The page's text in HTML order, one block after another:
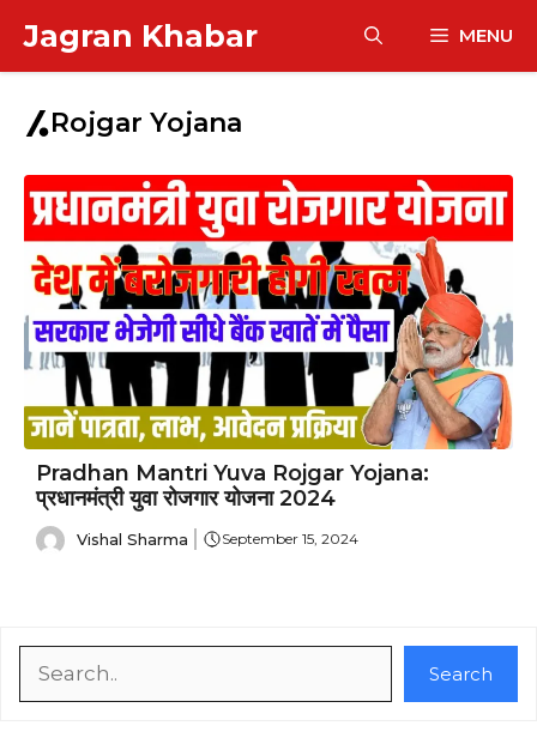
content
Jagran Khabar MENU
Rojgar Yojana
Pradhan Mantri Yuva Rojgar Yojana:
प्रधानमंत्री युवा रोजगार योजना 2024
Vishal Sharma September 15, 2024
Search